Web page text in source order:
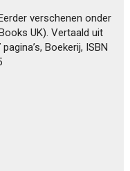
verschenen onder
UK). Vertaald uit
Boekerij, ISBN